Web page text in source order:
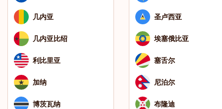
几内亚
几内亚比绍
利比里亚
加纳
博茨瓦纳
圣卢西亚
埃塞俄比亚
塞舌尔
尼泊尔
布隆迪